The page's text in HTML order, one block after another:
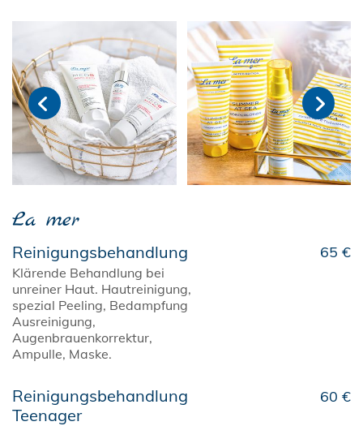
La mer
Reinigungsbehandlung 65 €
Klärende Behandlung bei
unreiner Haut. Hautreinigung,
spezial Peeling, Bedampfung
Ausreinigung,
Augenbrauenkorrektur,
Ampulle, Maske.
Reinigungsbehandlung
Teenager
60 €